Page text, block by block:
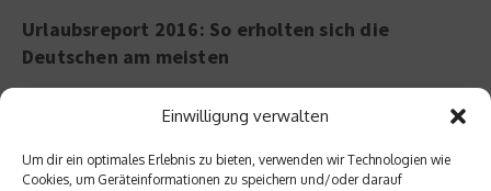
Einwilligung verwalten
Um dir ein optimales Erlebnis zu bieten, verwenden wir Technologien wie
Cookies, um Geräteinformationen zu speichern und/oder darauf
Urlaubsreport 2016: So erholten sich die
Deutschen am meisten
1.) Sonne und Natur (78 Prozent)
3.) Zeit für sich selbst Zeit (64 Prozent)